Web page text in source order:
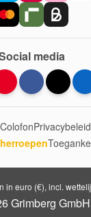
media
ColofonPrivacybeleid
in euro (€), incl.
Grimberg GmbH